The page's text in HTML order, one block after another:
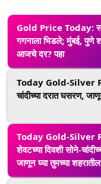
Gold Price Today:
गगनाला भिडले; मुंबई, पुणे
आजचे दर? पहा
Today Gold-Silver
चांदीच्या दरात घसरण,
Today Gold-Silver
शेवटच्या दिवशी सोने-
जाणून घ्या तुमच्या